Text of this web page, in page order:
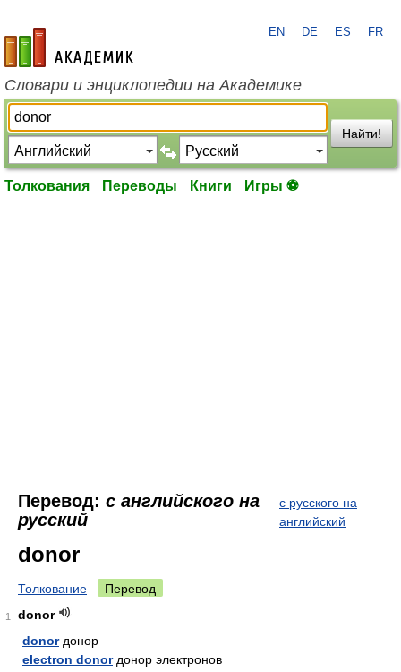
academic.ru
EN DE ES FR
Словари и энциклопедии на Академике
Найти!
Толкования Переводы Книги Игры ⚽
Перевод: с английского на
русский
с русского на
английский
donor
Толкование Перевод
1
donor
donor донор
electron donor донор электронов